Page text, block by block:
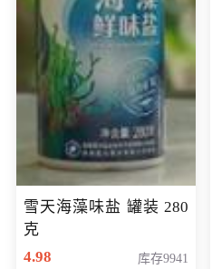
雪天海藻味盐 罐装 280
克
4.98
库存9941